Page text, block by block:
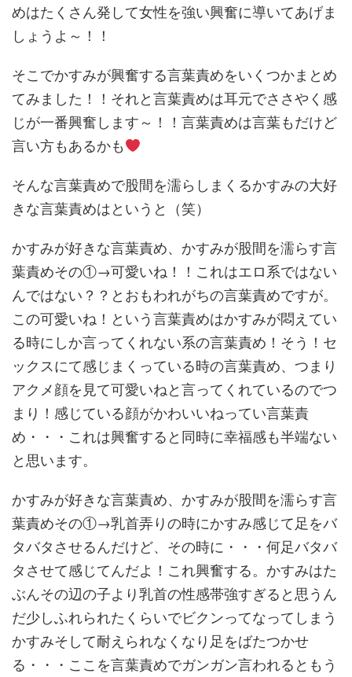
めはたくさん発して女性を強い興奮に導いてあげま
しょうよ～！！
そこでかすみが興奮する言葉責めをいくつかまとめ
てみました！！それと言葉責めは耳元でささやく感
じが一番興奮します～！！言葉責めは言葉もだけど
言い方もあるかも
そんな言葉責めで股間を濡らしまくるかすみの大好
きな言葉責めはというと（笑）
かすみが好きな言葉責め、かすみが股間を濡らす言
葉責めその①→可愛いね！！これはエロ系ではない
んではない？？とおもわれがちの言葉責めですが。
この可愛いね！という言葉責めはかすみが悶えてい
る時にしか言ってくれない系の言葉責め！そう！セ
ックスにて感じまくっている時の言葉責め、つまり
アクメ顔を見て可愛いねと言ってくれているのでつ
まり！感じている顔がかわいいねってい言葉責
め・・・これは興奮すると同時に幸福感も半端ない
と思います。
かすみが好きな言葉責め、かすみが股間を濡らす言
葉責めその①→乳首弄りの時にかすみ感じて足をバ
タバタさせるんだけど、その時に・・・何足バタバ
タさせて感じてんだよ！これ興奮する。かすみはた
ぶんその辺の子より乳首の性感帯強すぎると思うん
だ少しふれられたくらいでビクンってなってしまう
かすみそして耐えられなくなり足をばたつかせ
る・・・ここを言葉責めでガンガン言われるともう